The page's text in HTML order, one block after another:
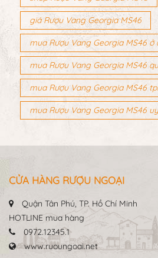
giá Rượu Vang Georgia MS46
mua Rượu Vang Georgia MS46 ở
mua Rượu Vang Georgia MS46
mua Rượu Vang Georgia MS46
mua Rượu Vang Georgia MS46
CỬA HÀNG RƯỢU NGOẠI
Quận Tân Phú, TP. Hồ Chí Minh
HOTLINE mua hàng
0972.12345.1
www.ruoungoai.net